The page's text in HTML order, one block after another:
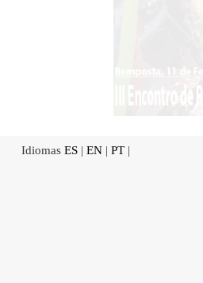
Idiomas ES | EN | PT |